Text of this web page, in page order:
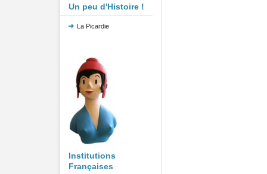
Un peu d'Histoire !
La Picardie
Institutions
Françaises